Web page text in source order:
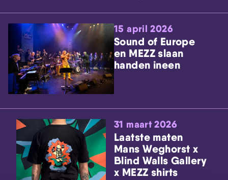
15 april 2026
Sound of Europe
en MEZZ slaan
handen ineen
31 maart 2026
Laatste maten
Mans Weghorst x
Blind Walls Gallery
x MEZZ shirts